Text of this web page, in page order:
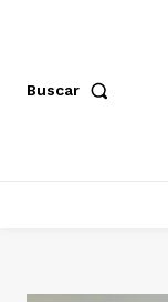
Buscar